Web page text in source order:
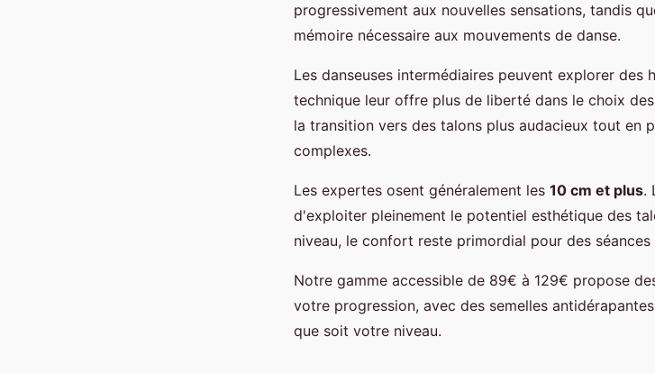
progressivement aux nouvelles sensations, tandis
mémoire nécessaire aux mouvements de danse.
Les danseuses intermédiaires peuvent explorer des
technique leur offre plus de liberté dans le choix
la transition vers des talons plus audacieux tout en
complexes.
Les expertes osent généralement les 10 cm et plus.
d'exploiter pleinement le potentiel esthétique des
niveau, le confort reste primordial pour des séances
Notre gamme accessible de 89€ à 129€ propose
votre progression, avec des semelles
que soit votre niveau.